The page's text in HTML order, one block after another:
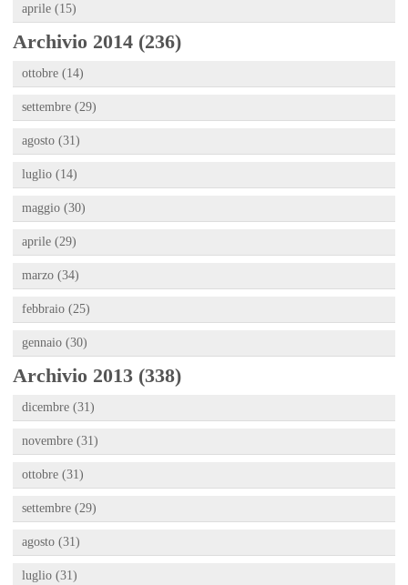
aprile (15)
Archivio 2014 (236)
ottobre (14)
settembre (29)
agosto (31)
luglio (14)
maggio (30)
aprile (29)
marzo (34)
febbraio (25)
gennaio (30)
Archivio 2013 (338)
dicembre (31)
novembre (31)
ottobre (31)
settembre (29)
agosto (31)
luglio (31)